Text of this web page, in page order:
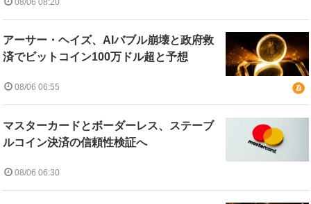
08/06 08:20
アーサー・ヘイズ、AIバブル崩壊と政府救
済でビットコイン100万ドル超と予想
08/06 06:55
マスターカードとボーダーレス、ステーブ
ルコイン決済の信頼性検証へ
08/06 06:30